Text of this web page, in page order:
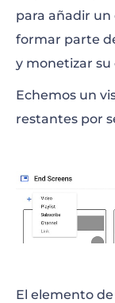
para añadir un
formar parte
y monetizar su
Echemos un
restantes por
El elemento